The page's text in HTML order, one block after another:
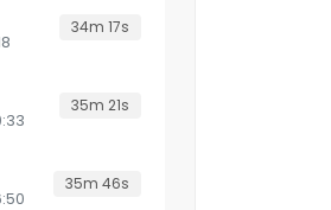
34m 17s
35m 21s
35m 46s